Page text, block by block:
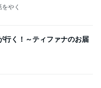
やく
行く！～ティファナのお届